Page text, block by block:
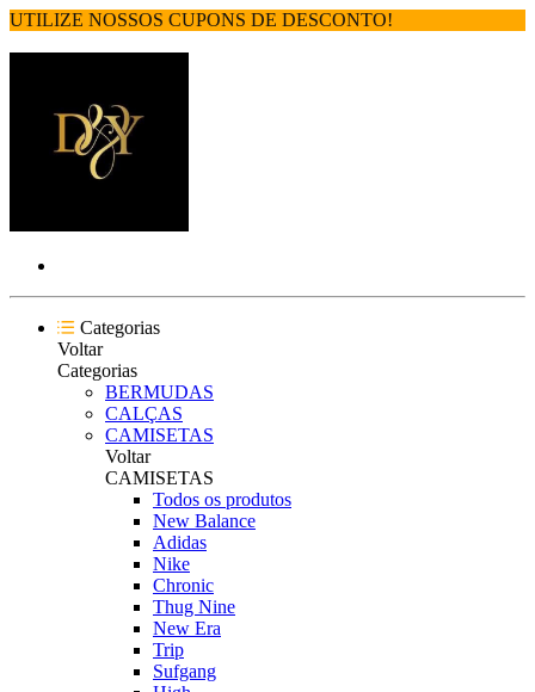
UTILIZE NOSSOS CUPONS DE DESCONTO!
Categorias
Voltar
Categorias
BERMUDAS
CALÇAS
CAMISETAS
Voltar
CAMISETAS
Todos os produtos
New Balance
Adidas
Nike
Chronic
Thug Nine
New Era
Trip
Sufgang